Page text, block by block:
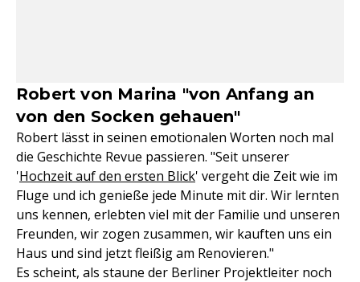
Robert von Marina "von Anfang an
von den Socken gehauen"
Robert lässt in seinen emotionalen Worten noch mal
die Geschichte Revue passieren. "Seit unserer
'Hochzeit auf den ersten Blick' vergeht die Zeit wie im
Fluge und ich genieße jede Minute mit dir. Wir lernten
uns kennen, erlebten viel mit der Familie und unseren
Freunden, wir zogen zusammen, wir kauften uns ein
Haus und sind jetzt fleißig am Renovieren."
Es scheint, als staune der Berliner Projektleiter noch